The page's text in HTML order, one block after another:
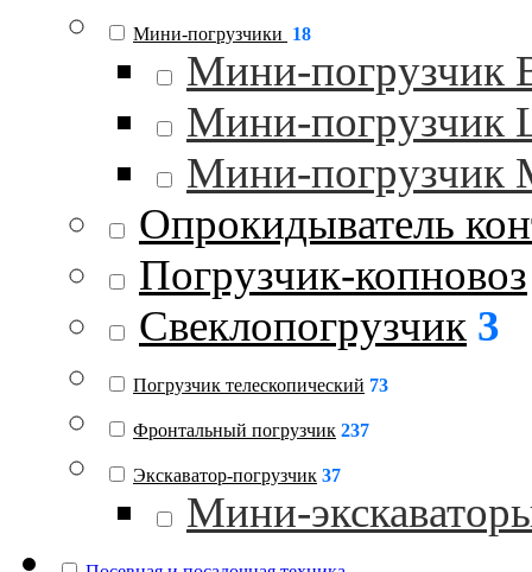
Мини-погрузчики 18
Мини-погрузчик
Мини-погрузчик
Мини-погрузчик
Опрокидыватель
Погрузчик-копновоз
Свеклопогрузчик 3
Погрузчик телескопический 73
Фронтальный погрузчик 237
Экскаватор-погрузчик 37
Мини-